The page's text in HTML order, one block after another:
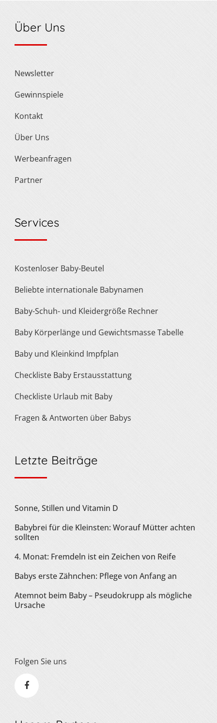
Über Uns
Newsletter
Gewinnspiele
Kontakt
Über Uns
Werbeanfragen
Partner
Services
Kostenloser Baby-Beutel
Beliebte internationale Babynamen
Baby-Schuh- und Kleidergröße Rechner
Baby Körperlänge und Gewichtsmasse Tabelle
Baby und Kleinkind Impfplan
Checkliste Baby Erstausstattung
Checkliste Urlaub mit Baby
Fragen & Antworten über Babys
Letzte Beiträge
Sonne, Stillen und Vitamin D
Babybrei für die Kleinsten: Worauf Mütter achten
sollten
4. Monat: Fremdeln ist ein Zeichen von Reife
Babys erste Zähnchen: Pflege von Anfang an
Atemnot beim Baby – Pseudokrupp als mögliche
Ursache
Folgen Sie uns